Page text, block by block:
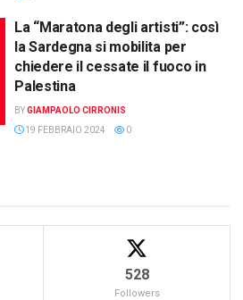
La “Maratona degli artisti”: così
la Sardegna si mobilita per
chiedere il cessate il fuoco in
Palestina
BYGIAMPAOLO CIRRONIS
19 FEBBRAIO 2024
0
528
Followers